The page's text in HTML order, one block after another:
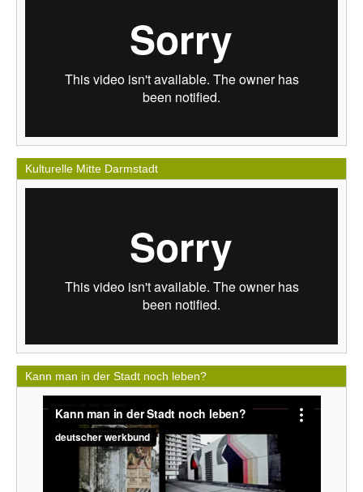
Kulturelle Mitte Darmstadt
Kann man in der Stadt noch leben?